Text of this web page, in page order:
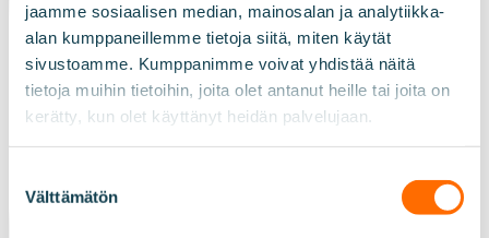
jaamme sosiaalisen median, mainosalan ja analytiikka-
alan kumppaneillemme tietoja siitä, miten käytät
sivustoamme. Kumppanimme voivat yhdistää näitä
tietoja muihin tietoihin, joita olet antanut heille tai joita on
kerätty, kun olet käyttänyt heidän palvelujaan.
valinta
Välttämätön